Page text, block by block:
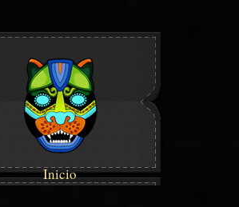
Inicio